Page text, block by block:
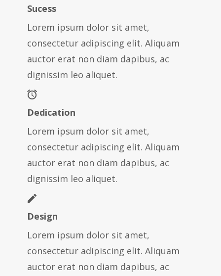
Sucess
Lorem ipsum dolor sit amet,
consectetur adipiscing elit. Aliquam
auctor erat non diam dapibus, ac
dignissim leo aliquet.
Dedication
Lorem ipsum dolor sit amet,
consectetur adipiscing elit. Aliquam
auctor erat non diam dapibus, ac
dignissim leo aliquet.
Design
Lorem ipsum dolor sit amet,
consectetur adipiscing elit. Aliquam
auctor erat non diam dapibus, ac